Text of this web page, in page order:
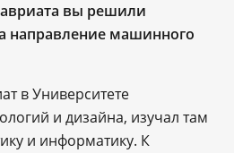
вы решили
направление машинного
в Университете
и дизайна, изучал там
и информатику. К